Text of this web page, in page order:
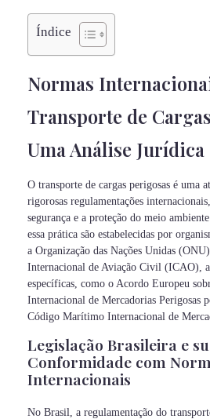
Índice
Normas
Transporte de
Uma Análise Jurídica
O transporte de cargas perigosas é uma
rigorosas regulamentações
segurança e a proteção do meio
essa prática são estabelecidas por
a Organização das Nações Unidas
Internacional de Aviação Civil (ICAO),
específicas, como o Acordo Europeu
Internacional de Mercadorias Perigosas
Código Marítimo Internacional de
Legislação Brasileira e
Conformidade com
Internacionais
No Brasil, a regulamentação do